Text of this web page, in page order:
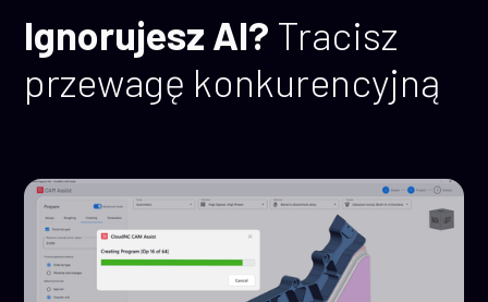
Ignorujesz AI? Tracisz
przewagę konkurencyjną